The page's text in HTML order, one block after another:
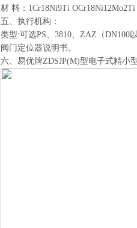
材 料： 1Cr18Ni9Ti OCr18Ni12Mo2Ti
五、执行机构：
类型:可选PS、 3810、 ZAZ （DN100
阀门定位器说明书。
六、易优牌ZDSJP(M)型电子式精小